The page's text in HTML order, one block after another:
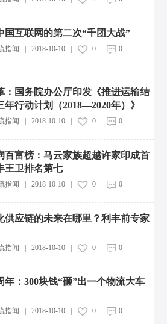
国互联网的第二次“千团大战”
指闻 2018-10-10| 0 0
：国务院办公厅印发《推进运输结
年行动计划（2018—2020年）》
指闻 | 2018-10-10| 0 0
百富榜：马云家族超越许家印成首
王卫排名第七
指闻 | 2018-10-10| 0 0
供应链的未来在哪里？利丰前专家
指闻 | 2018-10-10| 0 0
年：300块钱“砸”出一个物流大车
指闻 | 2018-10-10| 0 0
范围，外卖服务商被处五万罚款
合作
股票，套现近3.5亿美元
港口